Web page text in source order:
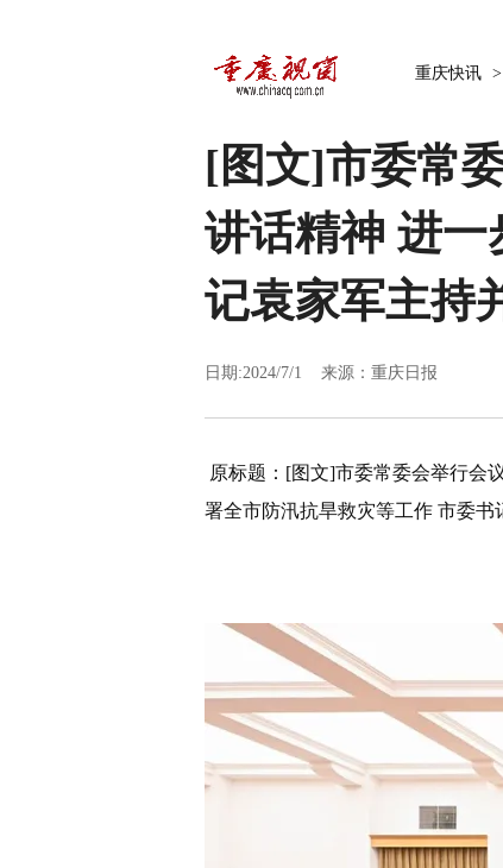
重庆快讯 >
[图文]市委常
讲话精神 进
记袁家军主持
日期:2024/7/1 来源： 重庆日报
原标题： [图文]市委常委会举行会
署全市防汛抗旱救灾等工作 市委书